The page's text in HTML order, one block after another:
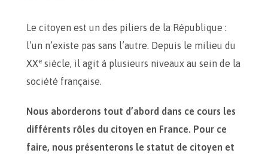
Le citoyen est un des piliers de la République :
l’un n’existe pas sans l’autre. Depuis le milieu du
XXe siècle, il agit à plusieurs niveaux au sein de la
société française.
Nous aborderons tout d’abord dans ce cours les
différents rôles du citoyen en France. Pour ce
faire, nous présenterons le statut de citoyen et